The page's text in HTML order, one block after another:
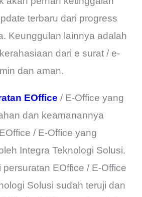
terbaru dari progress
Keunggulan lainnya adalah
dari e surat / e-
dan aman.
EOffice / E-Office yang
dan keamanannya
/ E-Office yang
Integra Teknologi Solusi.
persuratan EOffice / E-Office
Solusi sudah teruji dan